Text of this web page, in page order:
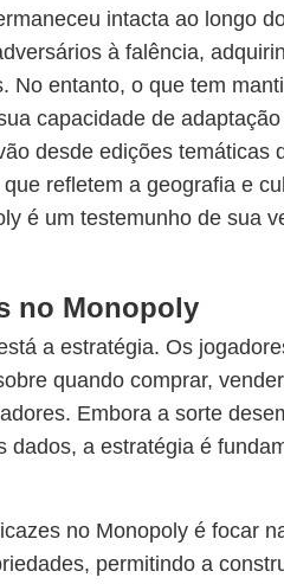
intacta ao longo
à falência,
No entanto, o que tem
capacidade de
desde edições temáticas
refletem a geografia e
é um testemunho de sua
no Monopoly
a estratégia. Os
quando comprar,
Embora a sorte
dados, a estratégia é
no Monopoly é focar
permitindo a